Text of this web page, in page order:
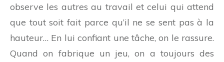
observe les autres au travail et celui qui attend
que tout soit fait parce qu’il ne se sent pas à la
hauteur… En lui confiant une tâche, on le rassure.
Quand on fabrique un jeu, on a toujours des